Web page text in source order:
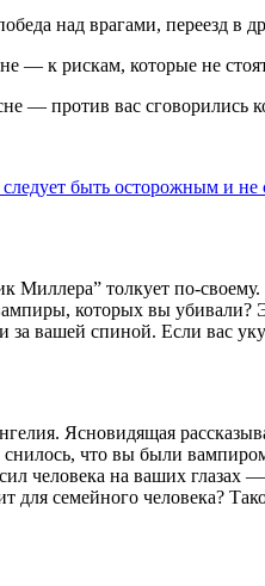
над врагами, переезд в
— к рискам, которые не
сне — против вас
быть осторожным и не
Миллера” толкует по-
которых вы убивали?
за вашей спиной. Если вас
Ясновидящая
что вы были
человека на ваших глазах
для семейного человека?